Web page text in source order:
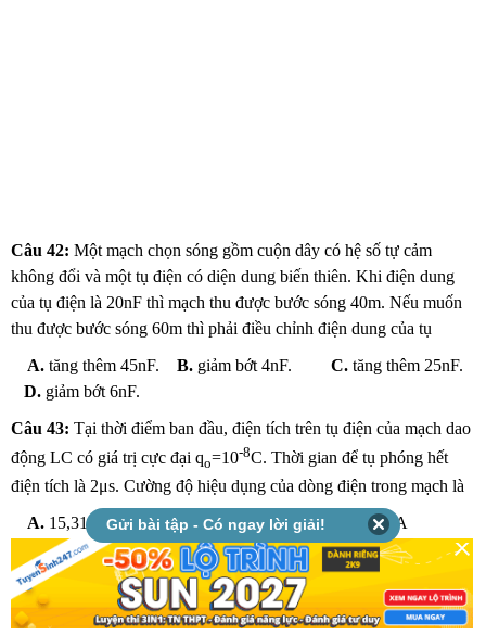
Câu 42: Một mạch chọn sóng gồm cuộn dây có hệ số tự cảm
không đổi và một tụ điện có diện dung biến thiên. Khi điện dung
của tụ điện là 20nF thì mạch thu được bước sóng 40m. Nếu muốn
thu được bước sóng 60m thì phải điều chỉnh điện dung của tụ
A. tăng thêm 45nF. B. giảm bớt 4nF. C. tăng thêm 25nF.
D. giảm bớt 6nF.
Câu 43: Tại thời điểm ban đầu, điện tích trên tụ điện của mạch dao
động LC có giá trị cực đại qo=10-8C. Thời gian để tụ phóng hết
điện tích là 2μs. Cường độ hiệu dụng của dòng điện trong mạch là
A. 15,31mAB.7,85AC.
7,85mA
5,55mA
........................................................................................
Gửi bài tập - Có ngay lời giải!